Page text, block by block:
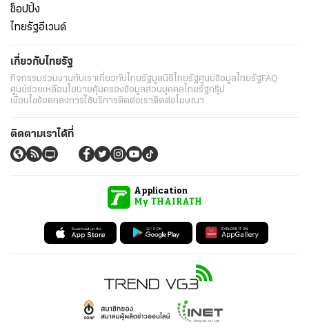
ช็อปปิ้ง
ไทยรัฐอีเวนต์
เกี่ยวกับไทยรัฐ
กิจกรรมร่วมงานกับเราเกี่ยวกับไทยรัฐมูลนิธิไทยรัฐศูนย์ข้อมูลไทยรัฐ FAQ
ศูนย์ช่วยเหลือนโยบายคุ้มครองข้อมูลส่วนบุคคลไทยรัฐกรุ๊ป
เงื่อนไขข้อตกลงการใช้บริการติดต่อเราติดต่อโฆษณา
ติดตามเราได้ที่
Application
My THAIRATH